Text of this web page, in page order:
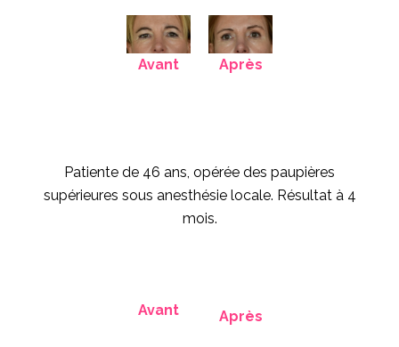
Avant Après
Patiente de 46 ans, opérée des paupières
supérieures sous anesthésie locale. Résultat à 4
mois.
Avant Après